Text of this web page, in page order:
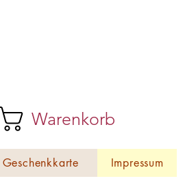
Warenkorb
Geschenkkarte Impressum